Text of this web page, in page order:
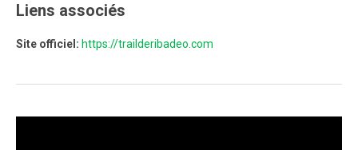
Liens associés
Site officiel: https://trailderibadeo.com